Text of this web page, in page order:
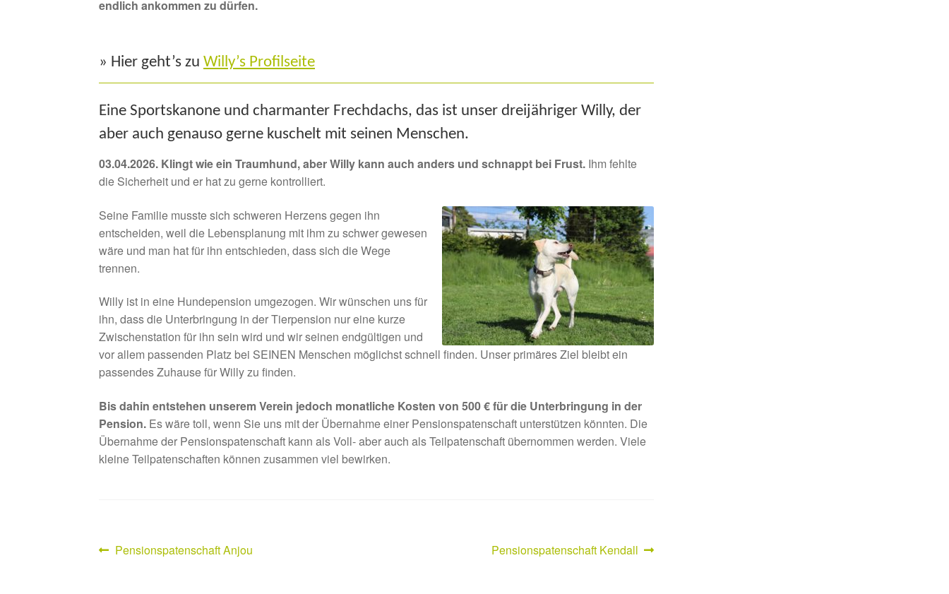
endlich ankommen zu dürfen.
» Hier geht’s zuWilly’s Profilseite
Eine Sportskanone und charmanter Frechdachs, das ist unser dreijähriger Willy, der
aber auch genauso gerne kuschelt mit seinen Menschen.
03.04.2026. Klingt wie ein Traumhund, aber Willy kann auch anders und schnappt bei Frust. Ihm fehlte
die Sicherheit und er hat zu gerne kontrolliert.
Seine Familie musste sich schweren Herzens gegen ihn
entscheiden, weil die Lebensplanung mit ihm zu schwer gewesen
wäre und man hat für ihn entschieden, dass sich die Wege
trennen.
Willy ist in eine Hundepension umgezogen. Wir wünschen uns für
ihn, dass die Unterbringung in der Tierpension nur eine kurze
Zwischenstation für ihn sein wird und wir seinen endgültigen und
vor allem passenden Platz bei SEINEN Menschen möglichst schnell finden. Unser primäres Ziel bleibt ein
passendes Zuhause für Willy zu finden.
Bis dahin entstehen unserem Verein jedoch monatliche Kosten von 500 € für die Unterbringung in der
Pension. Es wäre toll, wenn Sie uns mit der Übernahme einer Pensionspatenschaft unterstützen könnten. Die
Übernahme der Pensionspatenschaft kann als Voll- aber auch als Teilpatenschaft übernommen werden. Viele
kleine Teilpatenschaften können zusammen viel bewirken.
Beitragsnavigation
Vorheriger
Pensionspatenschaft Anjou
Nächster
Pensionspatenschaft Kendall